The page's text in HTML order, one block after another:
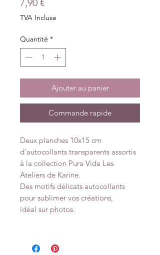
TVA Incluse
Quantité *
Ajouter au panier
Commande rapide
Deux planches 10x15 cm
d'autocollants transparents assortis
à la collection Pura Vida Les
Ateliers de Karine.
Des motifs délicats autocollants
pour sublimer vos créations,
idéal sur photos.